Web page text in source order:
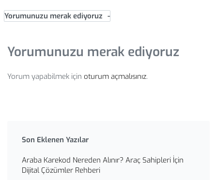
Yorumunuzu merak ediyoruz
Yorumunuzu merak ediyoruz
Yorum yapabilmek için oturum açmalısınız.
Son Eklenen Yazılar
Araba Karekod Nereden Alınır? Araç Sahipleri İçin
Dijital Çözümler Rehberi